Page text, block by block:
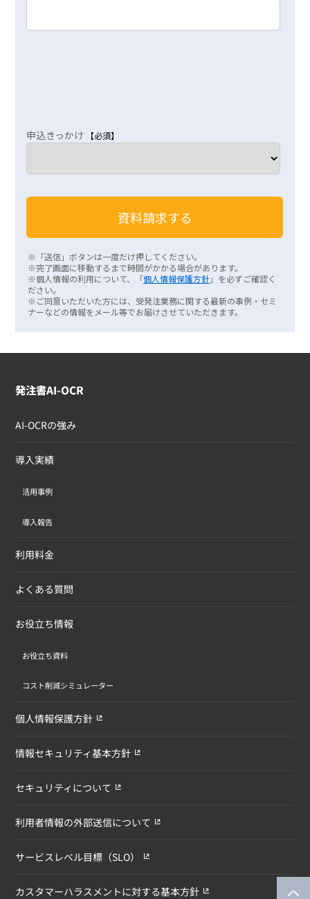
発注書AI-OCR
AI-OCRの強み
導入実績
活用事例
導入報告
利用料金
よくある質問
お役立ち情報
お役立ち資料
コスト削減シミュレーター
個人情報保護方針
情報セキュリティ基本方針
セキュリティについて
利用者情報の外部送信について
サービスレベル目標（SLO）
カスタマーハラスメントに対する基本方針